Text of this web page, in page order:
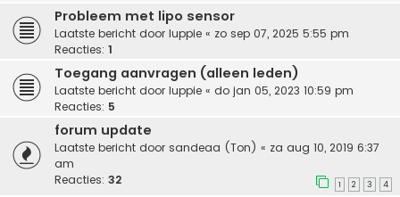
Probleem met lipo sensor
Laatste bericht door luppie « zo sep 07, 2025 5:55 pm
Reacties: 1
Toegang aanvragen (alleen leden)
Laatste bericht door luppie « do jan 05, 2023 10:59 pm
Reacties: 5
forum update
Laatste bericht door sandeaa (Ton) « za aug 10, 2019 6:37
am
Reacties: 32 1 2 3 4